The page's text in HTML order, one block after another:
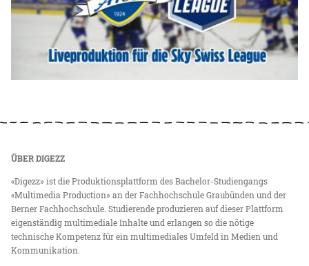
ÜBER DIGEZZ
«Digezz» ist die Produktionsplattform des Bachelor-Studiengangs
«Multimedia Production» an der Fachhochschule Graubünden und der
Berner Fachhochschule. Studierende produzieren auf dieser Plattform
eigenständig multimediale Inhalte und erlangen so die nötige
technische Kompetenz für ein multimediales Umfeld in Medien und
Kommunikation.